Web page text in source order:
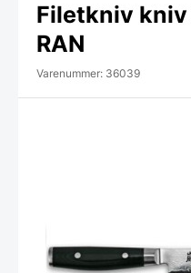
Filetkniv kniv
RAN
Varenummer: 36039